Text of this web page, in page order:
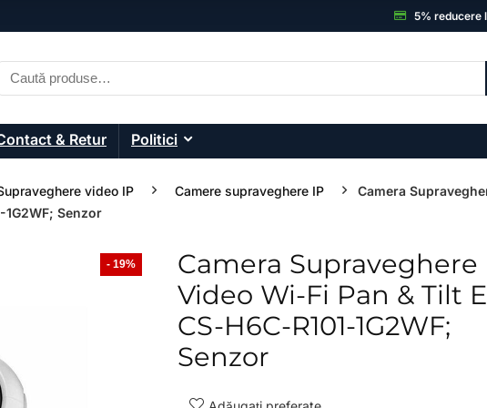
5% reducere
& Retur Politici
video IP Camere supraveghere IP
Camera
1G2WF; Senzor
- 19%
Camera Supraveghere
Video Wi-Fi Pan & Tilt
CS-H6C-R101-1G2WF;
Senzor
- 12%